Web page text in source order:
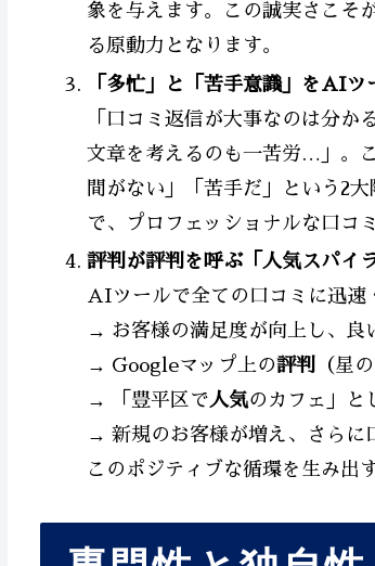
象を与えます。この誠実さこそ
る原動力となります。
「多忙」と「苦手意識」をAIツ
「口コミ返信が大事なのは分
文章を考えるのも一苦労…」。
間がない」「苦手だ」という2大
で、プロフェッショナルな口コ
評判が評判を呼ぶ「人気スパイ
AIツールで全ての口コミに迅速
→ お客様の満足度が向上し、良
→ Googleマップ上の評判
（星
→ 「豊平区で人気のカフェ」と
→ 新規のお客様が増え、さらに
このポジティブな循環を生み出